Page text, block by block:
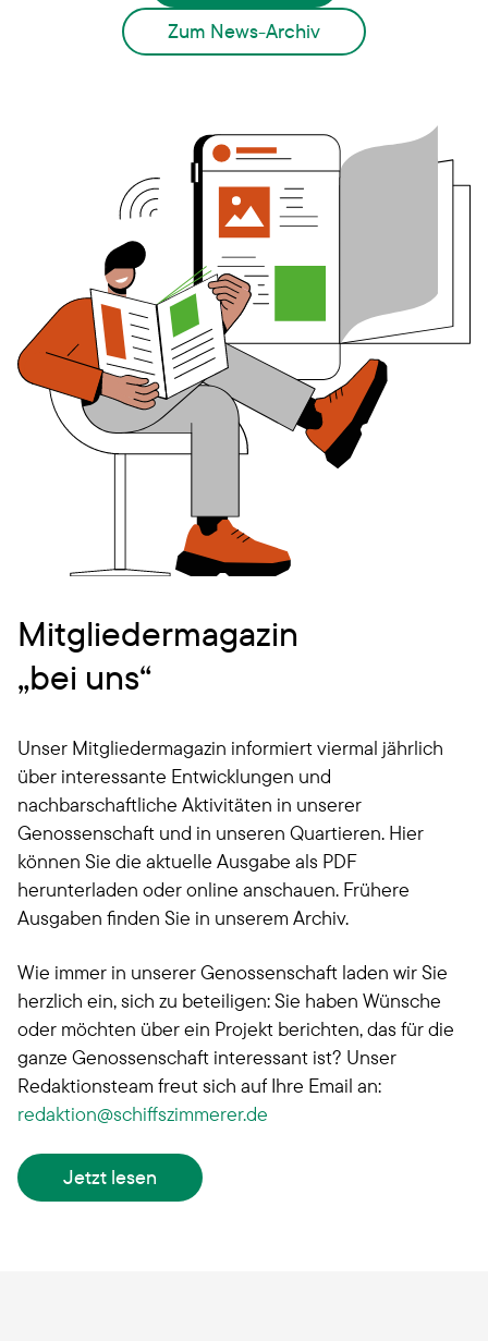
Zum News-Archiv
Mitgliedermagazin
„bei uns“
Unser Mitgliedermagazin informiert viermal jährlich
über interessante Entwicklungen und
nachbarschaftliche Aktivitäten in unserer
Genossenschaft und in unseren Quartieren. Hier
können Sie die aktuelle Ausgabe als PDF
herunterladen oder online anschauen. Frühere
Ausgaben finden Sie in unserem Archiv.
Wie immer in unserer Genossenschaft laden wir Sie
herzlich ein, sich zu beteiligen: Sie haben Wünsche
oder möchten über ein Projekt berichten, das für die
ganze Genossenschaft interessant ist? Unser
Redaktionsteam freut sich auf Ihre Email an:
redaktion
schiffszimmerer.de
Jetzt lesen